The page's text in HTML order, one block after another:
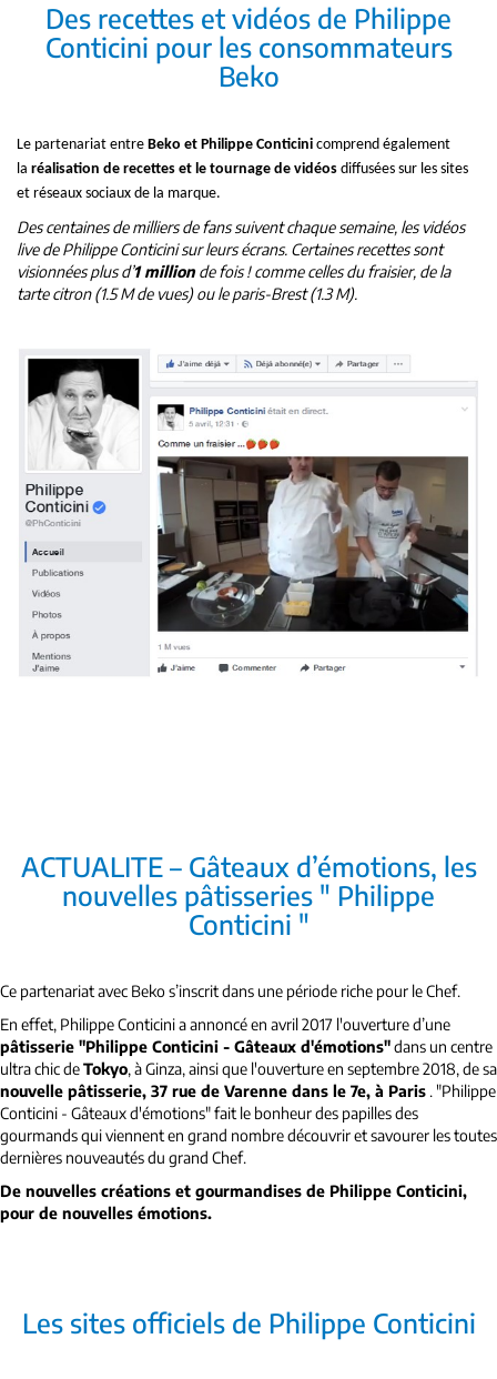
Des recettes et vidéos de Philippe
Conticini pour les consommateurs
Beko
Le partenariat entre Beko et Philippe Conticini comprend également
la réalisation de recettes et le tournage de vidéos diffusées sur les sites
et réseaux sociaux de la marque.
Des centaines de milliers de fans suivent chaque semaine, les vidéos
live de Philippe Conticini sur leurs écrans. Certaines recettes sont
visionnées plus d’1 million de fois ! comme celles du fraisier, de la
tarte citron (1.5 M de vues) ou le paris-Brest (1.3 M).
ACTUALITE – Gâteaux d’émotions, les
nouvelles pâtisseries " Philippe
Conticini "
Ce partenariat avec Beko s’inscrit dans une période riche pour le Chef.
En effet, Philippe Conticini a annoncé en avril 2017 l'ouverture d’une
pâtisserie "Philippe Conticini - Gâteaux d'émotions"dans un centre
ultra chic deTokyo, à Ginza, ainsi que l'ouverture en septembre 2018, de sa
nouvelle pâtisserie, 37 rue de Varenne dans le 7e, à Paris . "Philippe
Conticini - Gâteaux d'émotions" fait le bonheur des papilles des
gourmands qui viennent en grand nombre découvrir et savourer les toutes
dernières nouveautés du grand Chef.
De nouvelles créations et gourmandises de Philippe Conticini,
pour de nouvelles émotions.
Les sites officiels de Philippe Conticini